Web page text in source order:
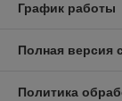
График работы
Полная версия
Политика